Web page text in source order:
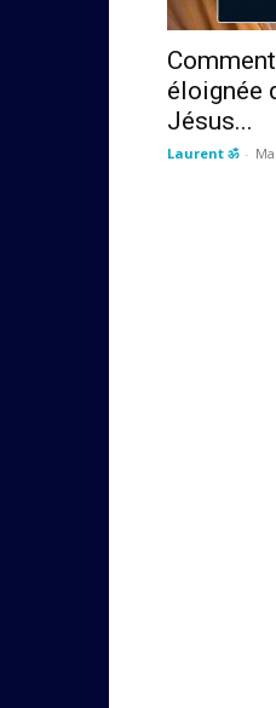
éloignée
Jésus...
Laurent ॐ -